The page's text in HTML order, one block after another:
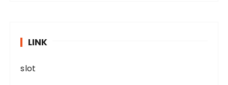
LINK
slot